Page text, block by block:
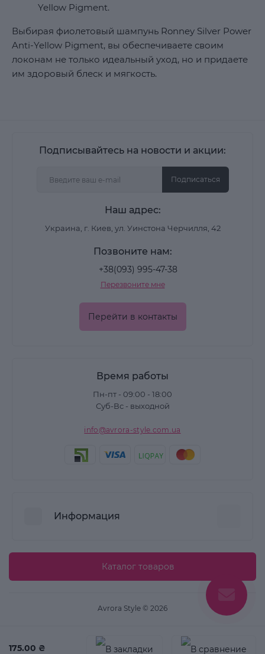
175.00 ₴
Yellow Pigment.
Выбирая фиолетовый шампунь Ronney Silver Power
Anti-Yellow Pigment, вы обеспечиваете своим
локонам не только идеальный уход, но и придаете
им здоровый блеск и мягкость.
Подписывайтесь на новости и акции:
Подписаться
Наш адрес:
Украина, г. Киев, ул. Уинстона Черчилля, 42
Позвоните нам:
+38(093) 995-47-38
Перезвоните мне
Перейти в контакты
Время работы
Пн-пт - 09:00 - 18:00
Суб-Вс - выходной
info@avrora-style.com.ua
Информация
Пользовательское соглашение
Каталог товаров
Avrora Style © 2026